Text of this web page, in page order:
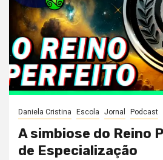
Daniela Cristina Escola Jornal Podcast
A simbiose do Reino
de Especialização